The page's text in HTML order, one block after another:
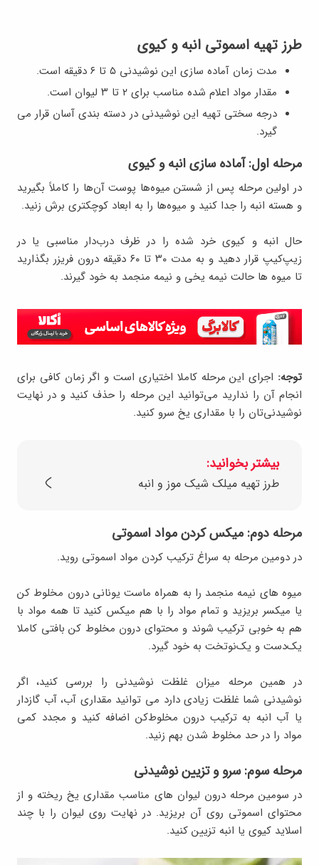
طرز تهیه اسموتی انبه و کیوی
مدت زمان آماده سازی این نوشیدنی ۵ تا ۶ دقیقه است.
مقدار مواد اعلام شده مناسب برای ۲ تا ۳ لیوان است.
درجه سختی تهیه این نوشیدنی در دسته بندی آسان قرار می
گیرد.
مرحله اول: آماده سازی انبه و کیوی
در اولین مرحله پس از شستن میوه‌ها پوست آن‌ها را کاملاً بگیرید
و هسته انبه را جدا کنید و میوه‌ها را به ابعاد کوچکتری برش زنید.
حال انبه و کیوی خرد شده را در ظرف درب‌دار مناسبی یا در
زیپ‌کیپ قرار دهید و به مدت ۳۰ تا ۶۰ دقیقه درون فریزر بگذارید
تا میوه ها حالت نیمه یخی و نیمه منجمد به خود گیرند.
توجه: اجرای این مرحله کاملا اختیاری است و اگر زمان کافی برای
انجام آن را ندارید می‌توانید این مرحله را حذف کنید و در نهایت
نوشیدنی‌تان را با مقداری یخ سرو کنید.
بیشتر بخوانید:
طرز تهیه میلک شیک موز و انبه
مرحله دوم: میکس کردن مواد اسموتی
در دومین مرحله به سراغ ترکیب کردن مواد اسموتی روید.
میوه های نیمه منجمد را به همراه ماست یونانی درون مخلوط کن
یا میکسر بریزید و تمام مواد را با هم میکس کنید تا همه مواد با
هم به خوبی ترکیب شوند و محتوای درون مخلوط کن بافتی کاملا
یک‌دست و یک‌نوتخت به خود گیرد.
در همین مرحله میزان غلظت نوشیدنی را بررسی کنید، اگر
نوشیدنی شما غلظت زیادی دارد می توانید مقداری آب، آب گازدار
یا آب انبه به ترکیب درون مخلوط‌کن اضافه کنید و مجدد کمی
مواد را در حد مخلوط شدن بهم زنید.
مرحله سوم: سرو و تزیین نوشیدنی
در سومین مرحله درون لیوان های مناسب مقداری یخ ریخته و از
محتوای اسموتی روی آن بریزید. در نهایت روی لیوان را با چند
اسلاید کیوی یا انبه تزیین کنید.